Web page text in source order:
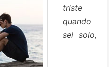
triste
quando
sei solo,